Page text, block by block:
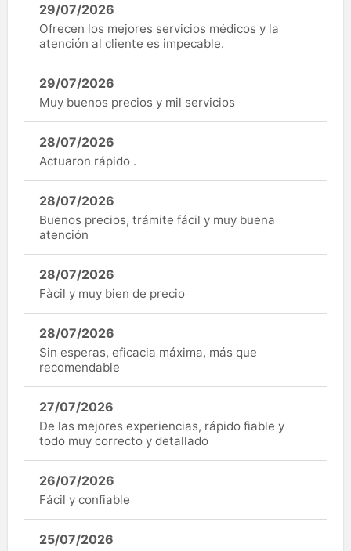
29/07/2026
Ofrecen los mejores servicios médicos y la
atención al cliente es impecable.
29/07/2026
Muy buenos precios y mil servicios
28/07/2026
Actuaron rápido .
28/07/2026
Buenos precios, trámite fácil y muy buena
atención
28/07/2026
Fàcil y muy bien de precio
28/07/2026
Sin esperas, eficacia máxima, más que
recomendable
27/07/2026
De las mejores experiencias, rápido fiable y
todo muy correcto y detallado
26/07/2026
Fácil y confiable
25/07/2026